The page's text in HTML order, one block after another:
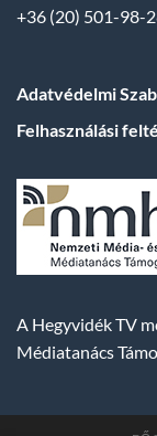
+36 (20) 501-98-
Adatvédelmi
Felhasználási
A Hegyvidék TV
Médiatanács